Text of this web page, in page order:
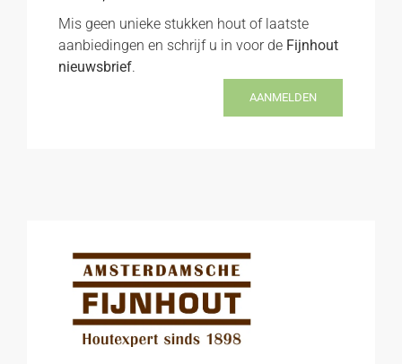
Mis geen unieke stukken hout of laatste
aanbiedingen en schrijf u in voor de Fijnhout
nieuwsbrief.
AANMELDEN